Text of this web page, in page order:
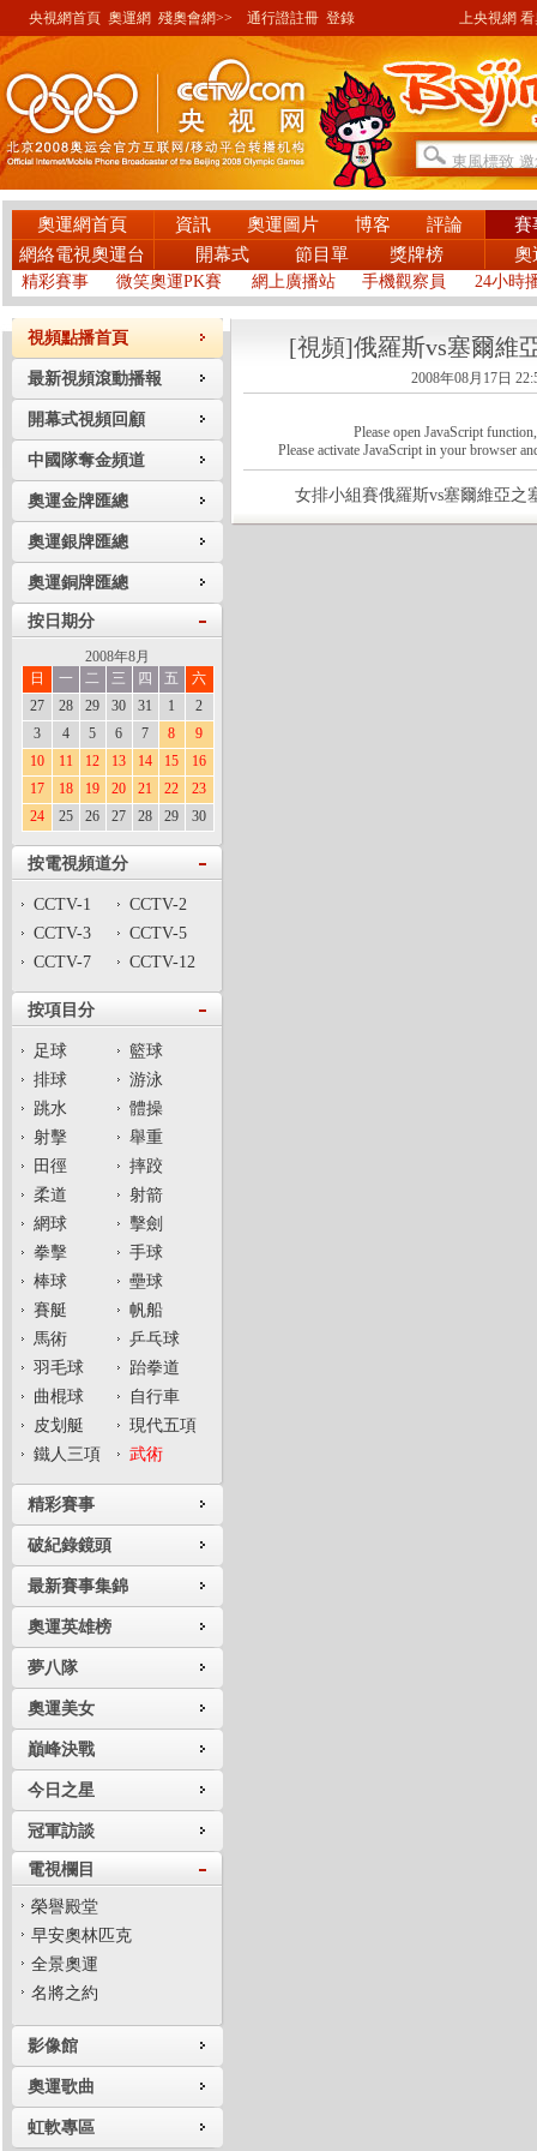
央視網首頁 奧運網 殘奧會網>> 通行證註冊 登錄 上央視網 看奧
奧運網首頁 資訊 奧運圖片 博客 評論
賽
網絡電視奧運台
開幕式 節目單 獎牌榜 奧
精彩賽事 微笑奧運PK賽 網上廣播站 手機觀察員 24小時
視頻點播首頁
最新視頻滾動播報
開幕式視頻回顧
中國隊奪金頻道
奧運金牌匯總
奧運銀牌匯總
奧運銅牌匯總
按日期分
2008年8月
日
一 二 三 四 五
六
27
28 29 30 31 1
2
3
4 5 6 7 8
9
10
11 12 13 14 15
16
17
18 19 20 21 22
23
24
25 26 27 28 29 30
按電視頻道分
CCTV-1
CCTV-2
CCTV-3
CCTV-5
CCTV-7
CCTV-12
按項目分
足球
籃球
排球
游泳
跳水
體操
射擊
舉重
田徑
摔跤
柔道
射箭
網球
擊劍
拳擊
手球
棒球
壘球
賽艇
帆船
馬術
乒乓球
羽毛球
跆拳道
曲棍球
自行車
皮划艇
現代五項
鐵人三項
武術
精彩賽事
破紀錄鏡頭
最新賽事集錦
奧運英雄榜
夢八隊
奧運美女
巔峰決戰
今日之星
冠軍訪談
電視欄目
榮譽殿堂
早安奧林匹克
全景奧運
名將之約
影像館
奧運歌曲
虹軟專區
[視頻]俄羅斯vs塞爾維
2008年08月17日
Please open JavaScript
Please activate JavaScript in your browser
女排小組賽俄羅斯vs塞爾維亞之